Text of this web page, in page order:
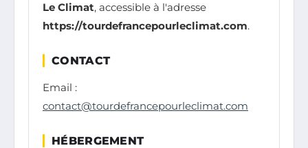
Le Climat, accessible à l'adresse
https://tourdefrancepourleclimat.com.
CONTACT
Email :
contact@tourdefrancepourleclimat.com
HÉBERGEMENT